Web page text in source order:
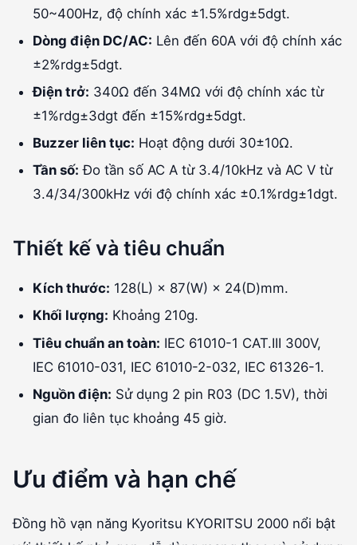
50~400Hz, độ chính xác ±1.5%rdg±5dgt.
Dòng điện DC/AC: Lên đến 60A với độ chính xác
±2%rdg±5dgt.
Điện trở: 340Ω đến 34MΩ với độ chính xác từ
±1%rdg±3dgt đến ±15%rdg±5dgt.
Buzzer liên tục: Hoạt động dưới 30±10Ω.
Tần số: Đo tần số AC A từ 3.4/10kHz và AC V từ
3.4/34/300kHz với độ chính xác ±0.1%rdg±1dgt.
Thiết kế và tiêu chuẩn
Kích thước: 128(L) × 87(W) × 24(D)mm.
Khối lượng: Khoảng 210g.
Tiêu chuẩn an toàn: IEC 61010-1 CAT.III 300V,
IEC 61010-031, IEC 61010-2-032, IEC 61326-1.
Nguồn điện: Sử dụng 2 pin R03 (DC 1.5V), thời
gian đo liên tục khoảng 45 giờ.
Ưu điểm và hạn chế
Đồng hồ vạn năng Kyoritsu KYORITSU 2000 nổi bật